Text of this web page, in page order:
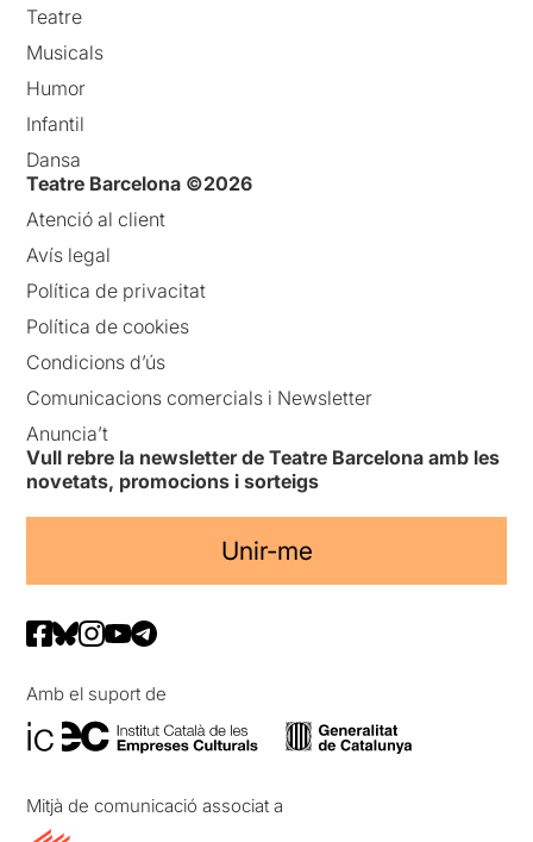
Teatre
Musicals
Humor
Infantil
Dansa
Teatre Barcelona ©2026
Atenció al client
Avís legal
Política de privacitat
Política de cookies
Condicions d’ús
Comunicacions comercials i Newsletter
Anuncia’t
Vull rebre la newsletter de Teatre Barcelona amb les
novetats, promocions i sorteigs
Unir-me
Amb el suport de
Mitjà de comunicació associat a